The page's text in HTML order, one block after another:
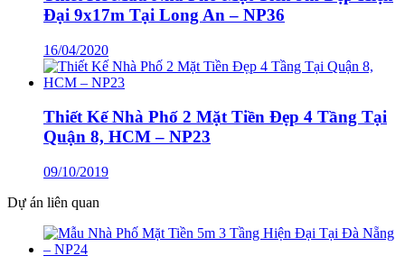
Đại 9x17m Tại Long An – NP36
16/04/2020
Thiết Kế Nhà Phố 2 Mặt Tiền Đẹp 4 Tầng Tại
Quận 8, HCM – NP23
09/10/2019
Dự án liên quan